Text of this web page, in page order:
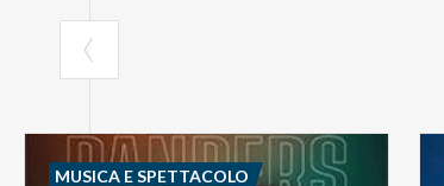
MUSICA E SPETTACOLO